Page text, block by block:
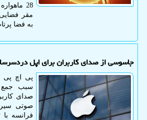
28
مقر فضایی
به فضا
جاسوسی از صدای کاربران برای اپل
پی اچ پی
سبب جمع
صدای
صوتی
فرانسه با